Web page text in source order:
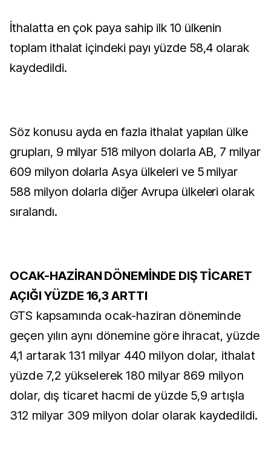
İthalatta en çok paya sahip ilk 10 ülkenin
toplam ithalat içindeki payı yüzde 58,4 olarak
kaydedildi.
Söz konusu ayda en fazla ithalat yapılan ülke
grupları, 9 milyar 518 milyon dolarla AB, 7 milyar
609 milyon dolarla Asya ülkeleri ve 5 milyar
588 milyon dolarla diğer Avrupa ülkeleri olarak
sıralandı.
OCAK-HAZİRAN DÖNEMİNDE DIŞ TİCARET
AÇIĞI YÜZDE 16,3 ARTTI
GTS kapsamında ocak-haziran döneminde
geçen yılın aynı dönemine göre ihracat, yüzde
4,1 artarak 131 milyar 440 milyon dolar, ithalat
yüzde 7,2 yükselerek 180 milyar 869 milyon
dolar, dış ticaret hacmi de yüzde 5,9 artışla
312 milyar 309 milyon dolar olarak kaydedildi.